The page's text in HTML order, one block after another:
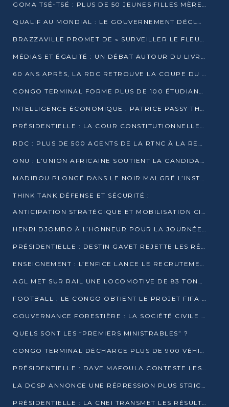
GOMA TSÉ-TSÉ : PLUS DE 50 JEUNES FILLES MÈRES SENSIBILISÉES À LA SANTÉ SEXUELLE
QUALIF AU MONDIAL : LE GOUVERNEMENT DÉCLARE LA JOURNÉE DU 1ER AVRIL 2026 CHÔMÉE ET PAYÉE
BRAZZAVILLE PROMET DE « SURVEILLER LE FLEUVE » APRÈS LA QUALIFICATION DE LA RDC AU MONDIAL
MÉDIAS ET ÉGALITÉ : UN DÉBAT AUTOUR DU LIVRE « CES FEMMES QUI REPRENNENT LE POUVOIR SUR LEUR VIE »
60 ANS APRÈS, LA RDC RETROUVE LA COUPE DU MONDE
CONGO TERMINAL FORME PLUS DE 100 ÉTUDIANTS AUX TECHNIQUES D’EMBAUCHE
INTELLIGENCE ÉCONOMIQUE : PATRICE PASSY THÉORISE UNE STRATÉGIE ADAPTÉE AUX CONTEXTES FRAGMENTÉS
PRÉSIDENTIELLE : LA COUR CONSTITUTIONNELLE CONFIRME LA VICTOIRE DE SASSOU NGUESSO AVEC 94,90 % DES SUFFRAGES
RDC : PLUS DE 500 AGENTS DE LA RTNC À LA RETRAITE, UNE PAGE SE TOURNE
ONU : L’UNION AFRICAINE SOUTIENT LA CANDIDATURE DE MACKY SALL
MADIBOU PLONGÉ DANS LE NOIR MALGRÉ L’INSTALLATION D’UN NOUVEAU TRANSFORMATEUR
THINK TANK DÉFENSE ET SÉCURITÉ :
ANTICIPATION STRATÉGIQUE ET MOBILISATION CITOYENNE POUR NOTRE SOUVERAINETÉ NATIONALE
HENRI DJOMBO À L’HONNEUR POUR LA JOURNÉE MONDIALE DU THÉÂTRE
PRÉSIDENTIELLE : DESTIN GAVET REJETTE LES RÉSULTATS ET APPELLE À UN DIALOGUE NATIONAL
ENSEIGNEMENT : L’ENFICE LANCE LE RECRUTEMENT DE SA PREMIÈRE PROMOTION DE PROFESSEURS DES ÉCOLES
AGL MET SUR RAIL UNE LOCOMOTIVE DE 83 TONNES À POINTE-NOIRE
FOOTBALL : LE CONGO OBTIENT LE PROJET FIFA ARENA POUR SES 15 DÉPARTEMENTS
GOUVERNANCE FORESTIÈRE : LA SOCIÉTÉ CIVILE CONGOLAISE AFFICHE SES PRIORITÉS POUR 2026
QUELS SONT LES “PREMIERS MINISTRABLES” ?
CONGO TERMINAL DÉCHARGE PLUS DE 900 VÉHICULES EN QUELQUES HEURES
PRÉSIDENTIELLE : DAVE MAFOULA CONTESTE LES RÉSULTATS PROVISOIRES
LA DGSP ANNONCE UNE RÉPRESSION PLUS STRICTE CONTRE LES MOTO-TAXIS
PRÉSIDENTIELLE : LA CNEI TRANSMET LES RÉSULTATS PROVISOIRES À LA COUR CONSTITUTIONNELLE